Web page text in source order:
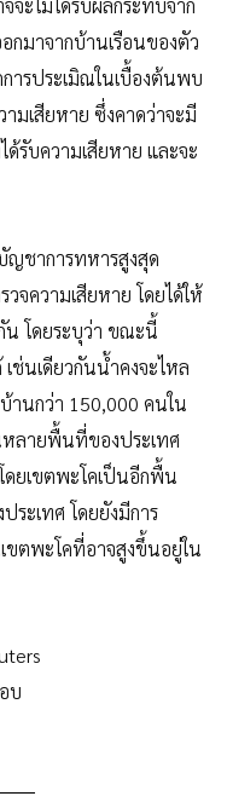
ะไม่ได้รับผลกระทบจาก
กมาจากบ้านเรือนของตัว
ารประเมิณในเบื้องต้นพบ
มเสียหาย ซึ่งคาดว่าจะมี
รับความเสียหาย และจะ
ญชาการทหารสูงสุด
ความเสียหาย โดยได้ให้
โดยระบุว่า ขณะนี้
ช่นเดียวกันน้ำคงจะไหล
านกว่า 150,000 คนใน
ลายพื้นที่ของประเทศ
ยเขตพะโคเป็นอีกพื้น
ะเทศ โดยยังมีการ
ขตพะโคที่อาจสูงขึ้นอยู่ใน
บ